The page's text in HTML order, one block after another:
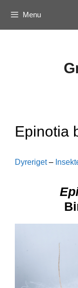
content
Menu
Epinotia
Dyreriget–